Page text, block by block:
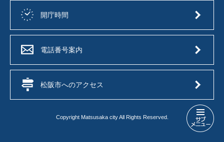
松
開庁時間
電話番号案内
松阪市へのアクセス
Copyright Matsusaka city All Rights Reserved.